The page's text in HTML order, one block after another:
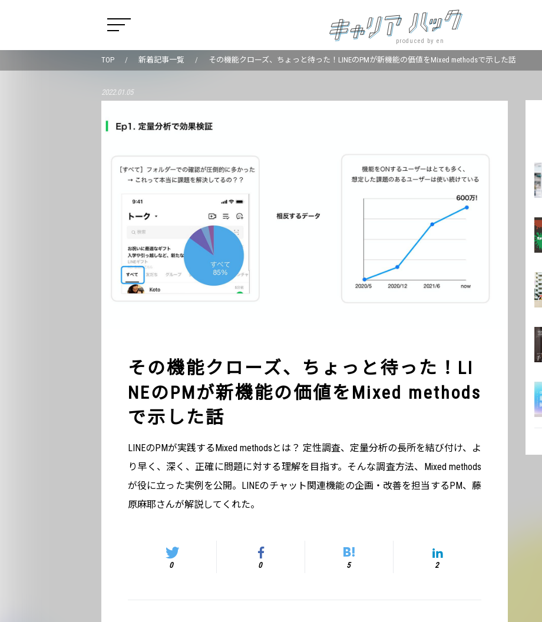
produced by en
TOP 新着記事一覧 その機能クローズ、ちょっと待った！LINEのPMが新機能の価値をMixed methodsで示した話
2022.01.05
その機能クローズ、ちょっと待った！LI
NEのPMが新機能の価値をMixed methods
で示した話
LINEのPMが実践するMixed methodsとは？ 定性調査、定量分析の長所を結び付け、よ
り早く、深く、正確に問題に対する理解を目指す。そんな調査方法、Mixed methods
が役に立った実例を公開。LINEのチャット関連機能の企画・改善を担当するPM、藤
原麻耶さんが解説してくれた。
0 0 5 2